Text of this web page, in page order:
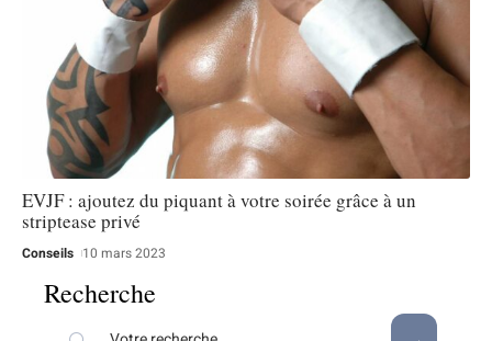
EVJF : ajoutez du piquant à votre soirée grâce à un
striptease privé
Conseils 10 mars 2023
Recherche